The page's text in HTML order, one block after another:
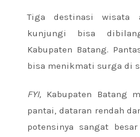
Tiga destinasi wisata
kunjungi bisa
Kabupaten Batang.
bisa menikmati surga di
FYI, Kabupaten Batang
pantai, dataran rendah
potensinya sangat